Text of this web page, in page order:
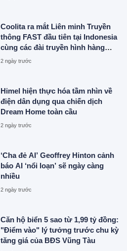
Coolita ra mắt Liên minh Truyền
thông FAST đầu tiên tại Indonesia
cùng các đài truyền hình hàng
đầu
2 ngày trước
Himel hiện thực hóa tầm nhìn về
điện dân dụng qua chiến dịch
Dream Home toàn cầu
2 ngày trước
‘Cha đẻ AI’ Geoffrey Hinton cảnh
báo AI ‘nổi loạn’ sẽ ngày càng
nhiều
2 ngày trước
Căn hộ biển 5 sao từ 1,99 tỷ đồng:
"Điểm vào" lý tưởng trước chu kỳ
tăng giá của BĐS Vũng Tàu